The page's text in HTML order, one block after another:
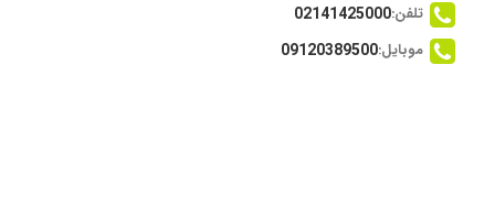
تلفن:02141425000
موبایل:09120389500